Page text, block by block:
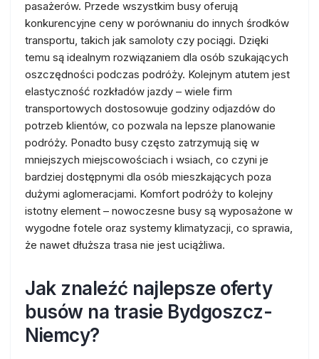
pasażerów. Przede wszystkim busy oferują
konkurencyjne ceny w porównaniu do innych środków
transportu, takich jak samoloty czy pociągi. Dzięki
temu są idealnym rozwiązaniem dla osób szukających
oszczędności podczas podróży. Kolejnym atutem jest
elastyczność rozkładów jazdy – wiele firm
transportowych dostosowuje godziny odjazdów do
potrzeb klientów, co pozwala na lepsze planowanie
podróży. Ponadto busy często zatrzymują się w
mniejszych miejscowościach i wsiach, co czyni je
bardziej dostępnymi dla osób mieszkających poza
dużymi aglomeracjami. Komfort podróży to kolejny
istotny element – nowoczesne busy są wyposażone w
wygodne fotele oraz systemy klimatyzacji, co sprawia,
że nawet dłuższa trasa nie jest uciążliwa.
Jak znaleźć najlepsze oferty
busów na trasie Bydgoszcz-
Niemcy?